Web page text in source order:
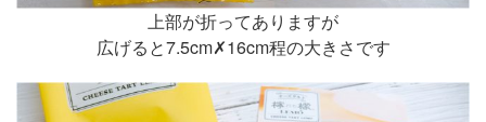
上部が折ってありますが
広げると7.5cm✗16cm程の大きさです